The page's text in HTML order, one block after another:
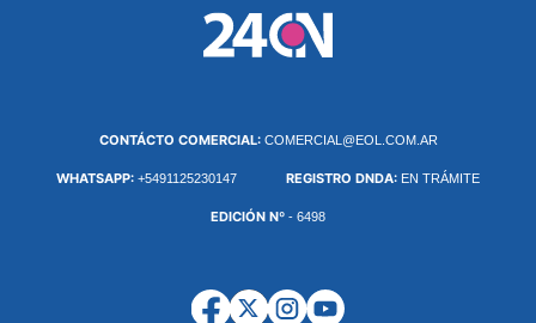
CONTÁCTO COMERCIAL: COMERCIAL@EOL.COM.AR
WHATSAPP: +5491125230147 REGISTRO DNDA: EN TRÁMITE
EDICIÓN Nº - 6498